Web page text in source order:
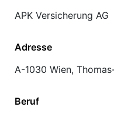
APK Versicherung AG
Adresse
A-1030 Wien,
Beruf